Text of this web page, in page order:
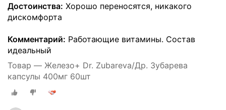
Достоинства: Хорошо переносятся, никакого
дискомфорта
Комментарий: Работающие витамины. Состав
идеальный
Товар — Железо+ Dr. Zubareva/Др. Зубарева
капсулы 400мг 60шт